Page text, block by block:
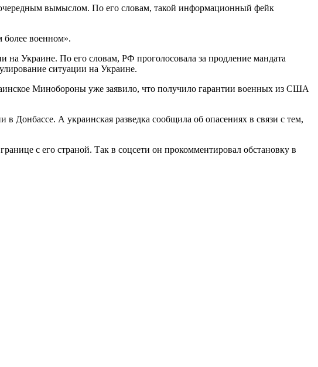
вымыслом. По его словам, такой информационный фейк
более военном».
Украине. По его словам, РФ проголосовала за продление мандата
ситуации на Украине.
Минобороны уже заявило, что получило гарантии военных из США
А украинская разведка сообщила об опасениях в связи с тем,
с его страной. Так в соцсети он прокомментировал обстановку в